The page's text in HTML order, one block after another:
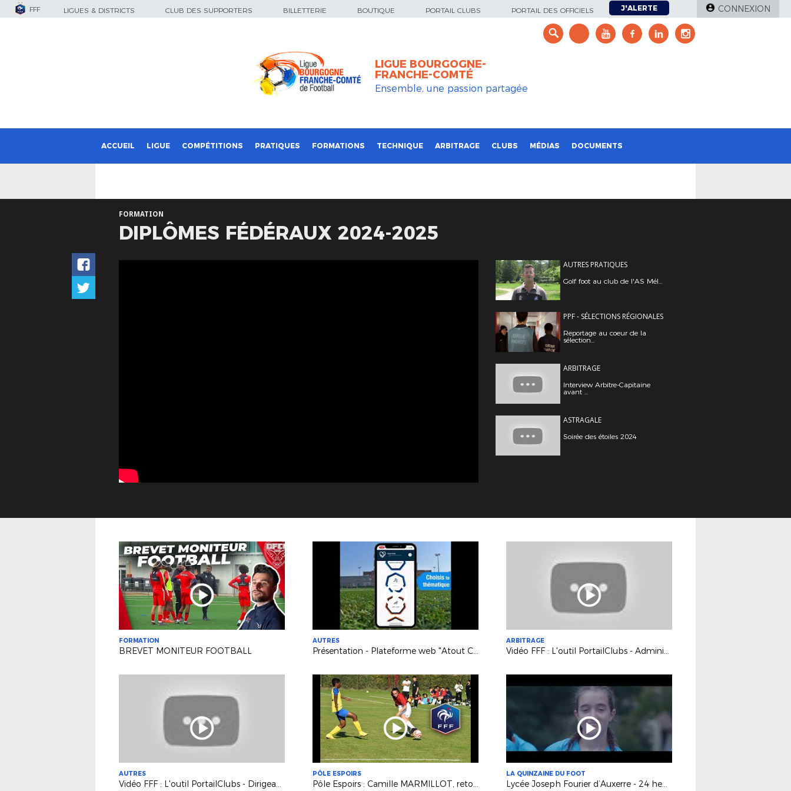
FFF LIGUES & DISTRICTS CLUB DES SUPPORTERS BILLETTERIE BOUTIQUE PORTAIL CLUBS PORTAIL DES OFFICIELS J'ALERTE CONNEXION
LIGUE BOURGOGNE-
FRANCHE-COMTÉ
Ensemble, une passion partagée
ACCUEIL LIGUE COMPÉTITIONS PRATIQUES FORMATIONS TECHNIQUE ARBITRAGE CLUBS MÉDIAS DOCUMENTS
FORMATION
DIPLÔMES FÉDÉRAUX 2024-2025
AUTRES PRATIQUES
Golf foot au club de l'AS Mél...
PPF - SÉLECTIONS RÉGIONALES
Reportage au coeur de la
sélection...
ARBITRAGE
Interview Arbitre-Capitaine
avant ...
ASTRAGALE
Soirée des étoiles 2024
FORMATION
BREVET MONITEUR FOOTBALL
AUTRES
Présentation - Plateforme web "Atout Club"
ARBITRAGE
Vidéo FFF : L'outil PortailClubs - Administrateurs
AUTRES
Vidéo FFF : L'outil PortailClubs - Dirigeants, Educateurs et Arbitres
PÔLE ESPOIRS
Pôle Espoirs : Camille MARMILLOT, retour sur sa sélection en Equipe de France U15F
LA QUINZAINE DU FOOT
Lycée Joseph Fourier d’Auxerre - 24 heures chez les Bleues - Opération finale